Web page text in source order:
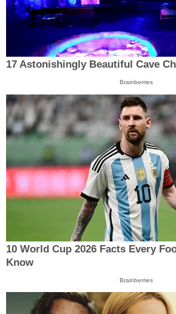
17 Astonishingly Beautiful Cave
Brainberries
10 World Cup 2026 Facts Every
Know
Brainberries